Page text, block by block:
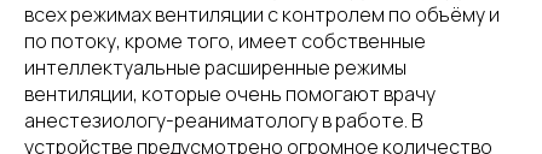
всех режимах вентиляции с контролем по объёму и
по потоку, кроме того, имеет собственные
интеллектуальные расширенные режимы
вентиляции, которые очень помогают врачу
анестезиологу-реаниматологу в работе. В
устройстве предусмотрено огромное количество